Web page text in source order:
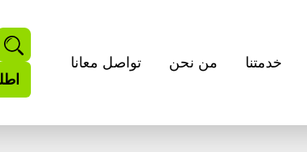
خدمتنا من نحن تواصل معانا